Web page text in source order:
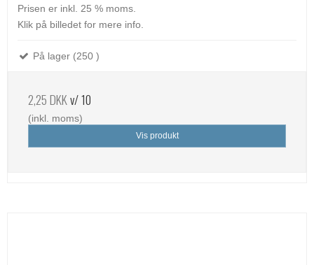
Prisen er inkl. 25 % moms.
Klik på billedet for mere info.
På lager (250 )
2,25 DKKv/ 10
(inkl. moms)
Vis produkt